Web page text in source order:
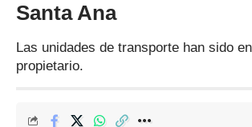
Santa Ana
Las unidades de transporte han sido
propietario.